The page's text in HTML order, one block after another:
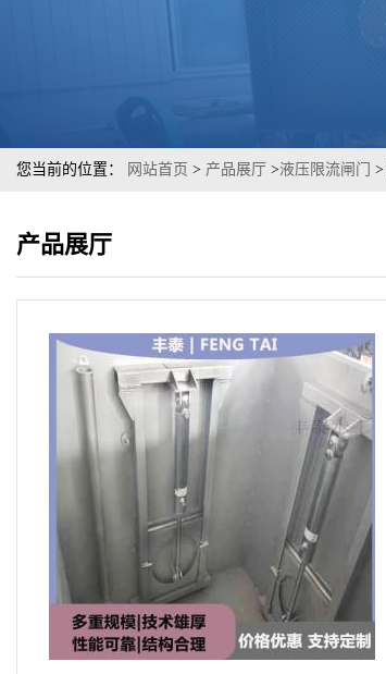
您当前的位置： 网站首页 > 产品展厅 >液压限流闸门 >
产品展厅